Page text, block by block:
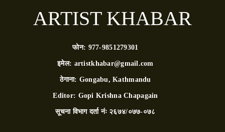
ARTIST KHABAR
फोन: 977-9851279301
इमेल: artistkhabar@gmail.com
ठेगाना: Gongabu, Kathmandu
Editor: Gopi Krishna Chapagain
सूचना विभाग दर्ता नंः २६७४/०७७-०७८